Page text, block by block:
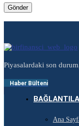
Piyasalardaki son
Haber Bülteni
Ana